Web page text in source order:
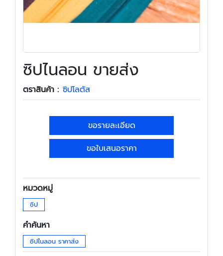
ซิปไนลอน ขายส่ง
ตราสินค้า : ซิปโลตัส
ขอรายละเอียด
ขอใบเสนอราคา
หมวดหมู่
ซิป
คำค้นหา
ซิปไนลอน ราคาส่ง